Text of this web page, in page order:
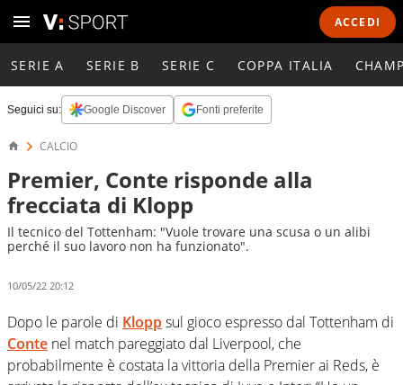
ACCEDI
SERIE A SERIE B SERIE C COPPA ITALIA
Seguici su: Google Discover Fonti preferite
CALCIO
Premier, Conte risponde alla
frecciata di Klopp
Il tecnico del Tottenham: "Vuole trovare una scusa o un alibi
perché il suo lavoro non ha funzionato".
10/05/22 20:12
Dopo le parole di Kloppsul gioco espresso dal Tottenham di
Conte nel match pareggiato dal Liverpool, che
probabilmente è costata la vittoria della Premier ai Reds, è